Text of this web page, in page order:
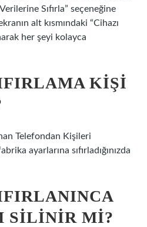
Sıfırla” seçeneğine
alt kısmındaki “Cihazı
her şeyi kolayca
KIŞI
Telefondan Kişileri
ayarlarına sıfırladığınızda
SILINIR MI?